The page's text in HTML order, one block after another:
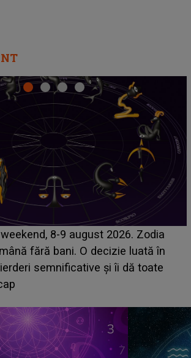
DETALIU ASCUNS până
concurentul din Casa Iubirii
NEAȘTEPTATĂ despre mama
ei în față, eu nu te iubesc pentru